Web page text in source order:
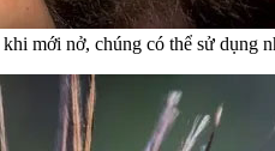
mới nở, chúng có thể sử dụng